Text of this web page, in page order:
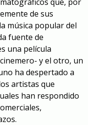
de sus
música popular del
fuente de
una película
y el otro, un
ha despertado a
artistas que
han respondido